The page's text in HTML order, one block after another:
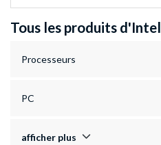
Tous les produits d'Intel
Processeurs
PC
afficher plus